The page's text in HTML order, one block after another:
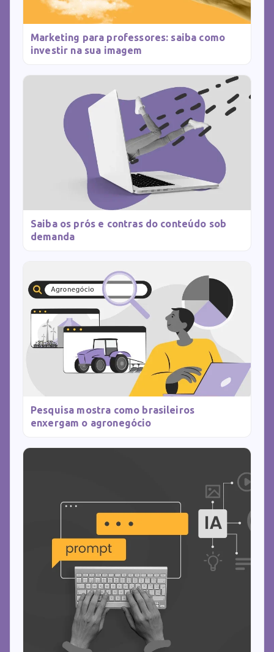
Marketing para professores: saiba como
investir na sua imagem
Saiba os prós e contras do conteúdo sob
demanda
Pesquisa mostra como brasileiros
enxergam o agronegócio